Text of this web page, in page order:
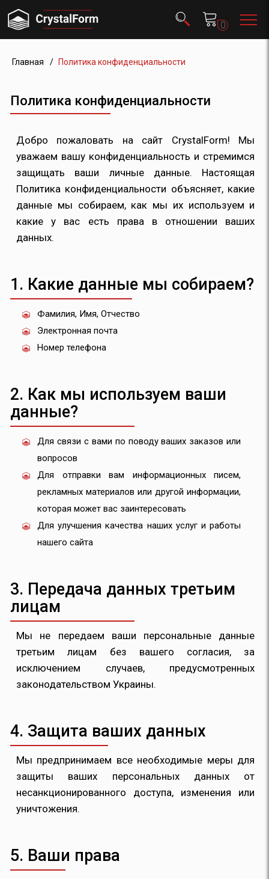
0
Главная Политика конфиденциальности
Политика конфиденциальности
Добро пожаловать на сайт CrystalForm! Мы
уважаем вашу конфиденциальность и стремимся
защищать ваши личные данные. Настоящая
Политика конфиденциальности объясняет, какие
данные мы собираем, как мы их используем и
какие у вас есть права в отношении ваших
данных.
1. Какие данные мы собираем?
Фамилия, Имя, Отчество
Электронная почта
Номер телефона
2. Как мы используем ваши
данные?
Для связи с вами по поводу ваших заказов или
вопросов
Для отправки вам информационных писем,
рекламных материалов или другой информации,
которая может вас заинтересовать
Для улучшения качества наших услуг и работы
нашего сайта
3. Передача данных третьим
лицам
Мы не передаем ваши персональные данные
третьим лицам без вашего согласия, за
исключением случаев, предусмотренных
законодательством Украины.
4. Защита ваших данных
Мы предпринимаем все необходимые меры для
защиты ваших персональных данных от
несанкционированного доступа, изменения или
уничтожения.
5. Ваши права